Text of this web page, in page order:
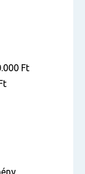
Ft